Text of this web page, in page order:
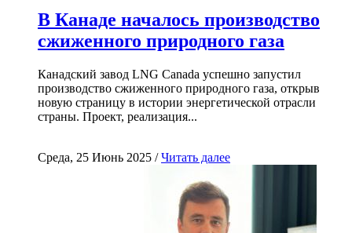
В Канаде началось производство
сжиженного природного газа
Канадский завод LNG Canada успешно запустил
производство сжиженного природного газа, открыв
новую страницу в истории энергетической отрасли
страны. Проект, реализация...
Среда, 25 Июнь 2025 /Читать далее